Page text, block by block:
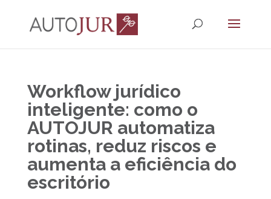
Workflow jurídico
inteligente: como o
AUTOJUR automatiza
rotinas, reduz riscos e
aumenta a eficiência do
escritório